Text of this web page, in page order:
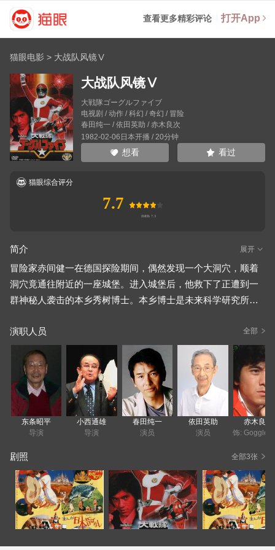
查看更多精彩评论 打开App
猫眼电影 > 大战队风镜Ⅴ
大战队风镜Ⅴ
大戦隊ゴーグルファイブ
电视剧 / 动作 / 科幻 / 奇幻 / 冒险
春田纯一/ 依田英助 / 赤木良次
1982-02-06日本开播 / 20分钟
想看 看过
猫眼综合评分
7.7
简介 展开
冒险家赤间健一在德国探险期间，偶然发现一个大洞穴，顺着
洞穴竟通往附近的一座城堡。进入城堡后，他救下了正遭到一
群神秘人袭击的本乡秀树博士。本乡博士是未来科学研究所的
国Death Dark。
与此同时，Death Dark建造的机械岛——暗黑巨大城死亡乌托
邦从海底浮出，开始了征服世界的行动。为了挫败Death Dark
的阴谋，本乡博士此前就计划组建一支战队。经过电脑筛选，
赤间健一、黑田官平、青山三郎、黄岛太、桃园美树成为了大
战队的队员。正义与邪恶的对决即将展开……
演职人员 全部
东条昭平
导演
小西通雄
导演
春田纯一
演员
依田英助
演员
赤木良次
剧照 全部3张